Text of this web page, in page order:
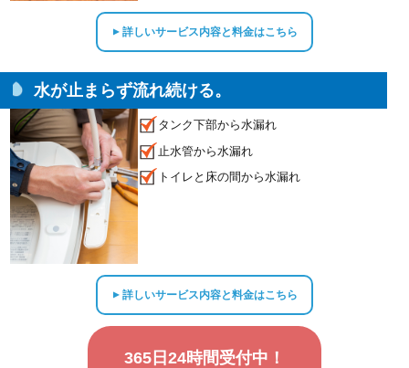
▲詳しいサービス内容と料金はこちら
水が止まらず流れ続ける。
タンク下部から水漏れ
止水管から水漏れ
トイレと床の間から水漏れ
▲詳しいサービス内容と料金はこちら
365日24時間受付中！